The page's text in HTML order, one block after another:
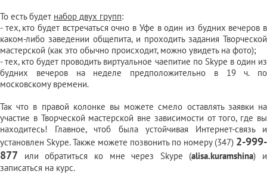
То есть будет набор двух групп:
- тех, кто будет встречаться очно в Уфе в один из будних вечеров в
каком-либо заведении общепита, и проходить задания Творческой
мастерской (как это обычно происходит, можно увидеть на фото);
- тех, кто будет проводить виртуальное чаепитие по Skype в один из
будних вечеров на неделе предположительно в 19 ч. по
московскому времени.
Так что в правой колонке вы можете смело оставлять заявки на
участие в Творческой мастерской вне зависимости от того, где вы
находитесь! Главное, чтоб была устойчивая Интернет-связь и
установлен Skype. Также можете позвонить по номеру (347) 2-999-
877 или обратиться ко мне через Skype (alisa.kuramshina) и
записаться на курс.